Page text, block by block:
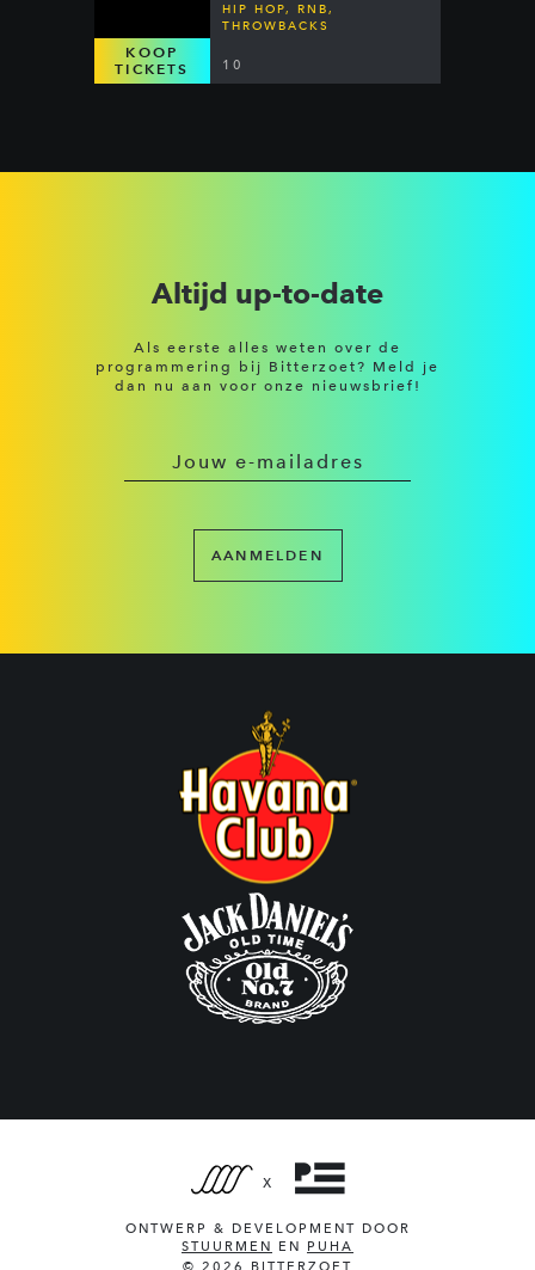
KOOP
TICKETS
HIP HOP, RNB,
THROWBACKS
10
Altijd up-to-date
Als eerste alles weten over de
programmering bij Bitterzoet? Meld je
dan nu aan voor onze nieuwsbrief!
AANMELDEN
X
ONTWERP & DEVELOPMENT DOOR
STUURMEN
EN
PUHA